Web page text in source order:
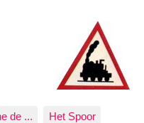
de ... Het Spoor